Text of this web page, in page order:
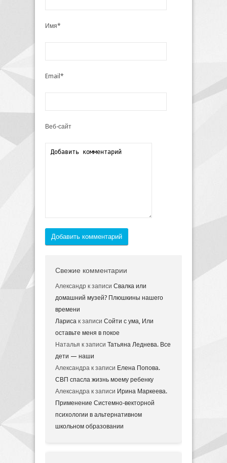
Имя*
Email*
Веб-сайт
Добавить комментарий
Свежие комментарии
Александр к записи Свалка или
домашний музей? Плюшкины нашего
времени
Лариса к записи Сойти с ума, Или
оставьте меня в покое
Наталья к записи Татьяна Леднева. Все
дети — наши
Александра к записи Елена Попова.
СВП спасла жизнь моему ребенку
Александра к записи Ирина Маркеева.
Применение Системно-векторной
психологии в альтернативном
школьном образовании